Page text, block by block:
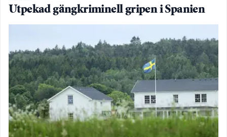
Utpekad gängkriminell gripen i Spanien